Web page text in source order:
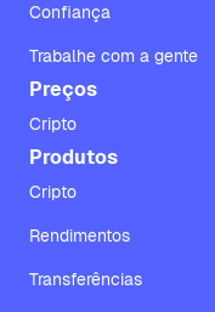
Confiança
Trabalhe com a gente
Preços
Cripto
Produtos
Cripto
Rendimentos
Transferências